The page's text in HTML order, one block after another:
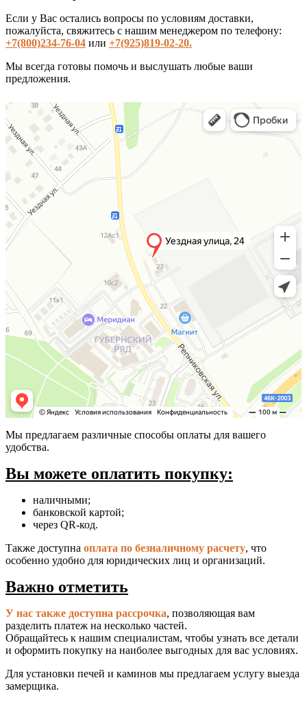
Если у Вас остались вопросы по условиям доставки,
пожалуйста, свяжитесь с нашим менеджером по телефону:
+7(800)234-76-04 или +7(925)819-02-20.
Мы всегда готовы помочь и выслушать любые ваши
предложения.
Мы предлагаем различные способы оплаты для вашего
удобства.
Вы можете оплатить покупку:
наличными;
банковской картой;
через QR-код.
Также доступна оплата по безналичному расчету, что
особенно удобно для юридических лиц и организаций.
Важно отметить
У нас также доступна рассрочка, позволяющая вам
разделить платеж на несколько частей.
Обращайтесь к нашим специалистам, чтобы узнать все детали
и оформить покупку на наиболее выгодных для вас условиях.
Для установки печей и каминов мы предлагаем услугу выезда
замерщика.